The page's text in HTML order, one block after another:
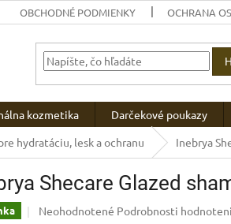
OBCHODNÉ PODMIENKY OCHRANA
kozmetika Darčekové poukazy
hydratáciu, lesk a ochranu Inebrya
Shecare Glazed
Priemerné
Neohodnotené Podrobnosti